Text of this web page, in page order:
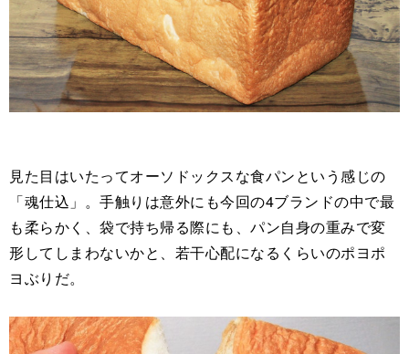
見た目はいたってオーソドックスな食パンという感じの
「魂仕込」。手触りは意外にも今回の4ブランドの中で最
も柔らかく、袋で持ち帰る際にも、パン自身の重みで変
形してしまわないかと、若干心配になるくらいのポヨポ
ヨぶりだ。